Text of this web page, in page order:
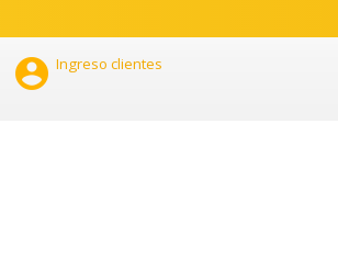
 Ingreso clientes